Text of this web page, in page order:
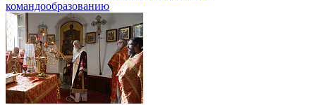
командообразованию